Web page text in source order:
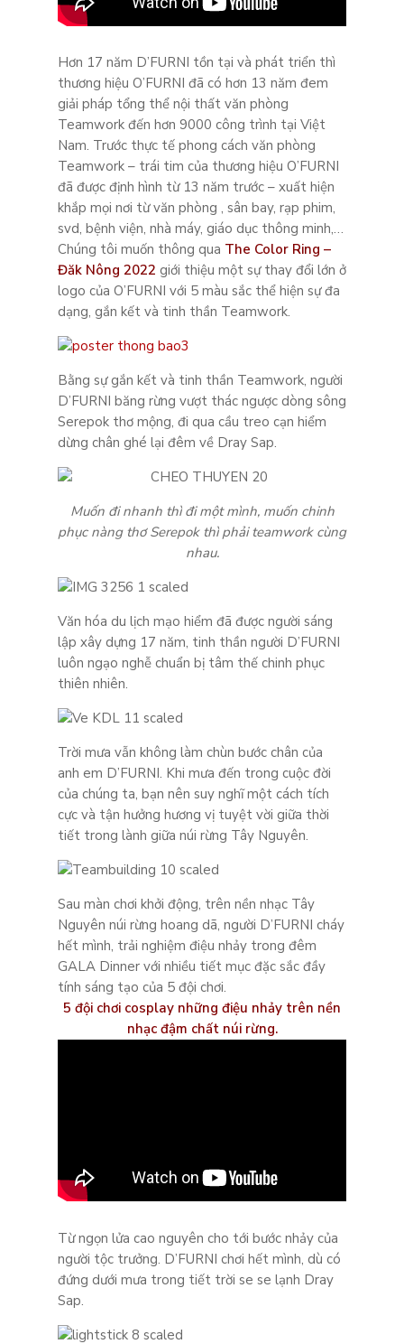
Hơn 17 năm D’FURNI tồn tại và phát triển thì
thương hiệu O’FURNI đã có hơn 13 năm đem
giải pháp tổng thể nội thất văn phòng
Teamwork đến hơn 9000 công trình tại Việt
Nam. Trước thực tế phong cách văn phòng
Teamwork – trái tim của thương hiệu O’FURNI
đã được định hình từ 13 năm trước – xuất hiện
khắp mọi nơi từ văn phòng , sân bay, rạp phim,
svd, bệnh viện, nhà máy, giáo dục thông minh,…
Chúng tôi muốn thông qua The Color Ring –
Đăk Nông 2022 giới thiệu một sự thay đổi lớn ở
logo của O’FURNI với 5 màu sắc thể hiện sự đa
dạng, gắn kết và tinh thần Teamwork.
Bằng sự gắn kết và tinh thần Teamwork, người
D’FURNI băng rừng vượt thác ngược dòng sông
Serepok thơ mộng, đi qua cầu treo cạn hiểm
dừng chân ghé lại đêm về Dray Sap.
Muốn đi nhanh thì đi một mình, muốn chinh
phục nàng thơ Serepok thì phải teamwork cùng
nhau.
Văn hóa du lịch mạo hiểm đã được người sáng
lập xây dựng 17 năm, tinh thần người D’FURNI
luôn ngạo nghễ chuẩn bị tâm thế chinh phục
thiên nhiên.
Trời mưa vẫn không làm chùn bước chân của
anh em D’FURNI. Khi mưa đến trong cuộc đời
của chúng ta, bạn nên suy nghĩ một cách tích
cực và tận hưởng hương vị tuyệt vời giữa thời
tiết trong lành giữa núi rừng Tây Nguyên.
Sau màn chơi khởi động, trên nền nhạc Tây
Nguyên núi rừng hoang dã, người D’FURNI cháy
hết mình, trải nghiệm điệu nhảy trong đêm
GALA Dinner với nhiều tiết mục đặc sắc đầy
tính sáng tạo của 5 đội chơi.
5 đội chơi cosplay những điệu nhảy trên nền
nhạc đậm chất núi rừng.
Từ ngọn lửa cao nguyên cho tới bước nhảy của
người tộc trưởng. D’FURNI chơi hết mình, dù có
đứng dưới mưa trong tiết trời se se lạnh Dray
Sap.